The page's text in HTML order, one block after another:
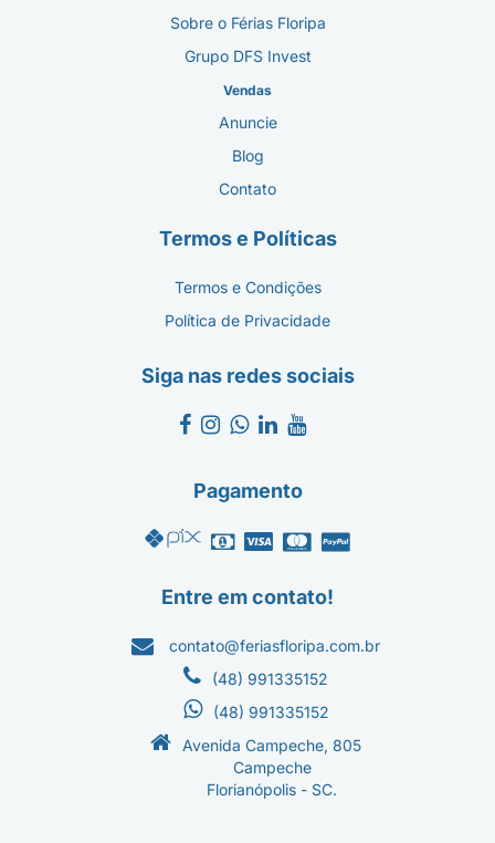
Sobre o Férias Floripa
Grupo DFS Invest
Vendas
Anuncie
Blog
Contato
Termos e Políticas
Termos e Condições
Política de Privacidade
Siga nas redes sociais
Pagamento
Entre em contato!
contato@feriasfloripa.com.br
(48) 991335152
(48) 991335152
Avenida Campeche, 805
Campeche
Florianópolis - SC.